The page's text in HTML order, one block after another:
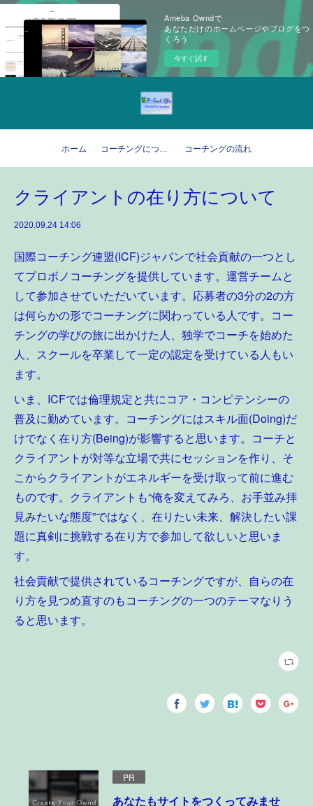
Ameba Owndで
あなただけのホームページやブログをつ
くろう
今すぐ試す
ホーム コーチングについて コーチングの流れ
クライアントの在り方について
2020.09.24 14:06
国際コーチング連盟(ICF)ジャパンで社会貢献の一つとし
てプロボノコーチングを提供しています。運営チームと
して参加させていただいています。応募者の3分の2の方
は何らかの形でコーチングに関わっている人です。コー
チングの学びの旅に出かけた人、独学でコーチを始めた
人、スクールを卒業して一定の認定を受けている人もい
ます。
いま、ICFでは倫理規定と共にコア・コンピテンシーの
普及に勤めています。コーチングにはスキル面(Doing)だ
けでなく在り方(Being)が影響すると思います。コーチと
クライアントが対等な立場で共にセッションを作り、そ
こからクライアントがエネルギーを受け取って前に進む
ものです。クライアントも“俺を変えてみろ、お手並み拝
見みたいな態度”ではなく、在りたい未来、解決したい課
題に真剣に挑戦する在り方で参加して欲しいと思いま
す。
社会貢献で提供されているコーチングですが、自らの在
り方を見つめ直すのもコーチングの一つのテーマなりう
ると思います。
PR
あなたもサイトをつくってみませ